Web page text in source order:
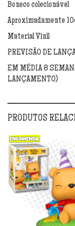
Eeyore
1763
quantidade
Boneco colecionável
Aproximadamente
Material Vinil
PREVISÃO DE
EM MÉDIA 8
LANÇAMENTO)
PRODUTOS